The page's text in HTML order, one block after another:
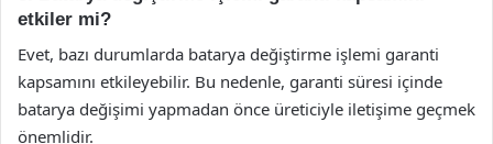
etkiler mi?
Evet, bazı durumlarda batarya değiştirme işlemi garanti
kapsamını etkileyebilir. Bu nedenle, garanti süresi içinde
batarya değişimi yapmadan önce üreticiyle iletişime geçmek
önemlidir.